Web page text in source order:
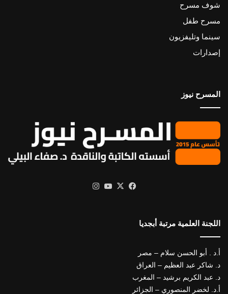
شوف مسرح
مسرح طفل
سينما وتليفزيون
إصدارات
المسرح نيوز
فيسبوك
X يوتيوب
اللجنة العلمية مرتبة أبجديا
أ.د . أبو الحسن سلام – مصر
د. شاكر عبد العظيم – العراق
د. عبد الكريم برشيد – المغرب
أ.د. لخضر المنصوري – الجزائر